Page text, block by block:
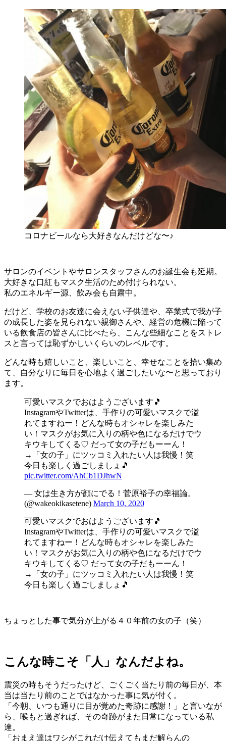
コロナビールなら大好きなんだけどな〜♪
サロンのイベントやサロンスタッフさんのお誕生会も延期。
大好きな口紅もマスク生活のため付けられない。
私のエネルギー源、飲み会も自粛中。
だけど、学校のお友達に会えない子供達や、卒業式で我が子
の成長した姿を見られない親御さんや、経営の危機に陥って
いる飲食店の皆さんに比べたら、こんな些細なことをストレ
スと言っては恥ずかしいくらいのレベルです。
どんな時も嬉しいこと、楽しいこと、幸せなことを拾い集め
て、自分なりに毎日を心地よく過ごしたいな〜と思っており
ます。
可愛いマスクでおはようございます🎵
InstagramやTwitterは、手作りの可愛いマスクで溢
れてますねー！どんな時もオシャレを楽しみた
い！マスクがお気に入りの柄や色になるだけでウ
キウキしてくる♡ だって女の子だもーーん！
→「女の子」にツッコミ入れたい人は我慢！笑
今日も楽しく過ごしましょ🎵
pic.twitter.com/AhCb1DJhwN
— 女は生き方が顔にでる！菅原裕子の幸福論。
(@wakeokikasetene) March 10, 2020
可愛いマスクでおはようございます🎵
InstagramやTwitterは、手作りの可愛いマスクで溢
れてますねー！どんな時もオシャレを楽しみた
い！マスクがお気に入りの柄や色になるだけでウ
キウキしてくる♡ だって女の子だもーーん！
→「女の子」にツッコミ入れたい人は我慢！笑
今日も楽しく過ごしましょ🎵
ちょっとした事で気分が上がる４０年前の女の子（笑）
こんな時こそ「人」なんだよね。
震災の時もそうだったけど、ごくごく当たり前の毎日が、本
当は当たり前のことではなかった事に気が付く。
「今朝、いつも通りに目が覚めた奇跡に感謝！」と言いなが
ら、喉もと過ぎれば、その奇跡がまた日常になっている私
達。
「おまえ達はワシがこれだけ伝えてもまだ解らんの